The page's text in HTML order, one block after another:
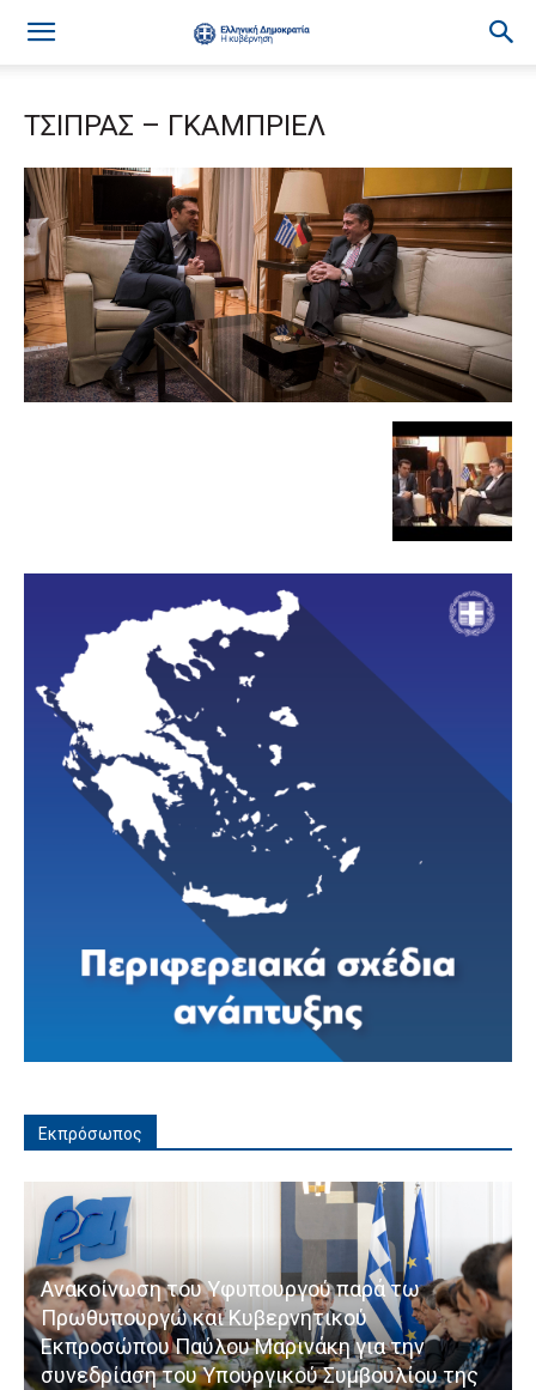
ΤΣΙΠΡΑΣ – ΓΚΑΜΠΡΙΕΛ
Εκπρόσωπος
Ανακοίνωση του Υφυπουργού παρά τω
Πρωθυπουργώ και Κυβερνητικού
Εκπροσώπου Παύλου Μαρινάκη για την
συνεδρίαση του Υπουργικού Συμβουλίου της